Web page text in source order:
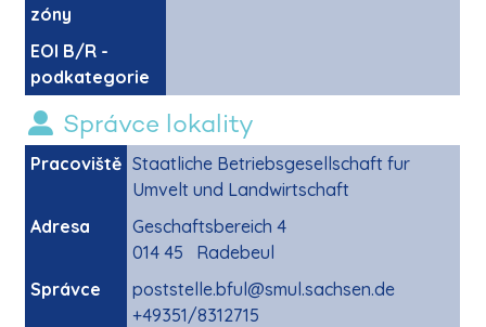
zóny
EOI B/R -
podkategorie
Správce lokality
Pracoviště Staatliche Betriebsgesellschaft fur
Umvelt und Landwirtschaft
Adresa
Geschaftsbereich 4
014 45 Radebeul
Správce
poststelle.bful@smul.sachsen.de
+49351/8312715